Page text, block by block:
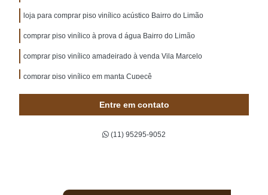
loja para comprar piso vinílico acústico Bairro do Limão
comprar piso vinílico à prova d água Bairro do Limão
comprar piso vinílico amadeirado à venda Vila Marcelo
comprar piso vinílico em manta Cupecê
comprar piso vinílico de madeira valor Saúde
comprar piso vinílico acústico valor Vila Guilherme
comprar piso vinílico autocolante valor Cidade Ademar
Entre em contato
(11) 95295-9052